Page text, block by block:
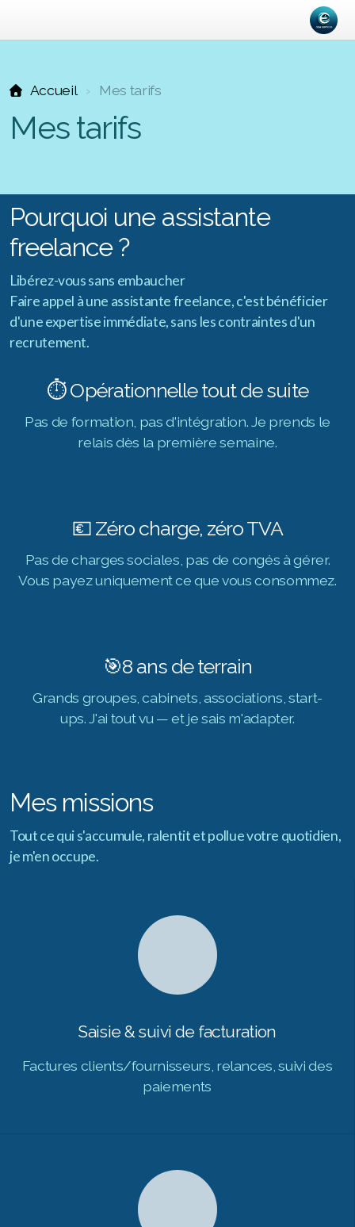
Accueil Mes tarifs
Mes tarifs
Pourquoi une assistante
freelance ?
Libérez-vous sans embaucher
Faire appel à une assistante freelance, c'est bénéficier
d'une expertise immédiate, sans les contraintes d'un
recrutement.
⏱ Opérationnelle tout de suite
Pas de formation, pas d'intégration. Je prends le
relais dès la première semaine.
💶 Zéro charge, zéro TVA
Pas de charges sociales, pas de congés à gérer.
Vous payez uniquement ce que vous consommez.
🎯8 ans de terrain
Grands groupes, cabinets, associations, start-
ups. J'ai tout vu — et je sais m'adapter.
Mes missions
Tout ce qui s'accumule, ralentit et pollue votre quotidien,
je m'en occupe.
Saisie & suivi de facturation
Factures clients/fournisseurs, relances, suivi des
paiements